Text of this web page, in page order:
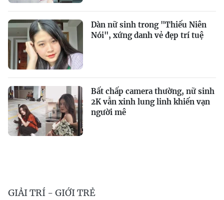
Dàn nữ sinh trong "Thiếu Niên
Nói", xứng danh vẻ đẹp trí tuệ
Bất chấp camera thường, nữ sinh
2K vẫn xinh lung linh khiến vạn
người mê
GIẢI TRÍ - GIỚI TRẺ